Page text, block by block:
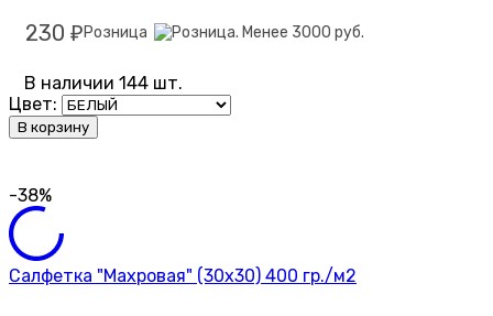
230 ₽ Розница
В наличии 144 шт.
Цвет:
В корзину
-38%
Салфетка "Махровая" (30х30) 400 гр./м2